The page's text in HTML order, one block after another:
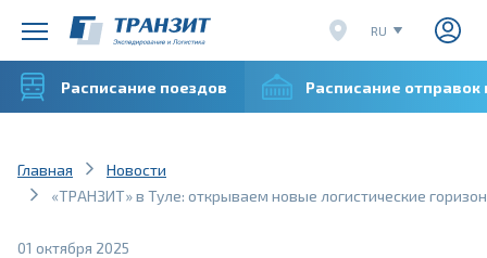
RU
EN
CN
Расписание поездов Расписание
Главная
Новости
«ТРАНЗИТ» в Туле: открываем новые логистические
01 октября 2025